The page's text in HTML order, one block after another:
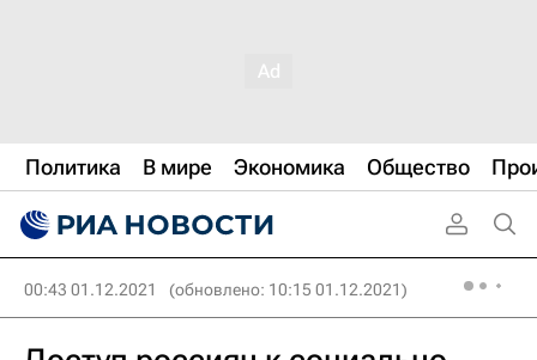
Политика В мире Экономика Общество
00:43 01.12.2021 (обновлено: 10:15 01.12.2021)